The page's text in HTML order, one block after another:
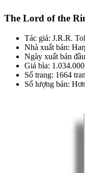
The Lord of the
Tác giả: J.R.R.
Nhà xuất bản:
Ngày xuất bản
Giá bìa:
Số trang: 1664
Số lượng bán: